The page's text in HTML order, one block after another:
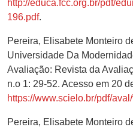
http://educa.fcc.org.br/pdf/
196.pdf.
Pereira, Elisabete Monteiro
Universidade Da
Avaliação: Revista da
n.o 1: 29-52. Acesso em 20
https://www.scielo.br/pdf/
Pereira, Elisabete Monteiro